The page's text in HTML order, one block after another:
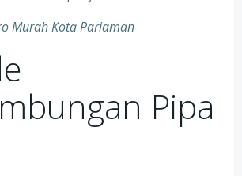
Murah Kota Pariaman
Pipa